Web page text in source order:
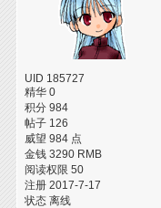
UID 185727
精华 0
积分 984
帖子 126
威望 984 点
金钱 3290 RMB
阅读权限 50
注册 2017-7-17
状态 离线